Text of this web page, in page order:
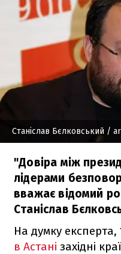
Станіслав Бєлковський /
"Довіра між
лідерами
вважає відомий
Станіслав
На думку експерта,
в Астані західні